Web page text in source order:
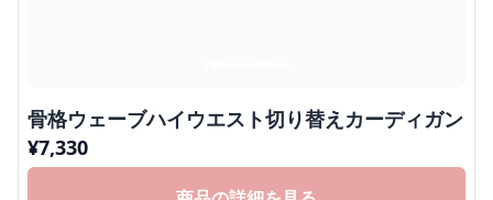
骨格ウェーブハイウエスト切り替えカーディガン
¥7,330